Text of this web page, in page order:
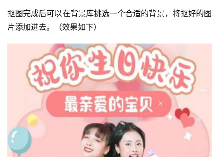
抠图完成后可以在背景库挑选一个合适的背景，将抠好的图
片添加进去。（效果如下）